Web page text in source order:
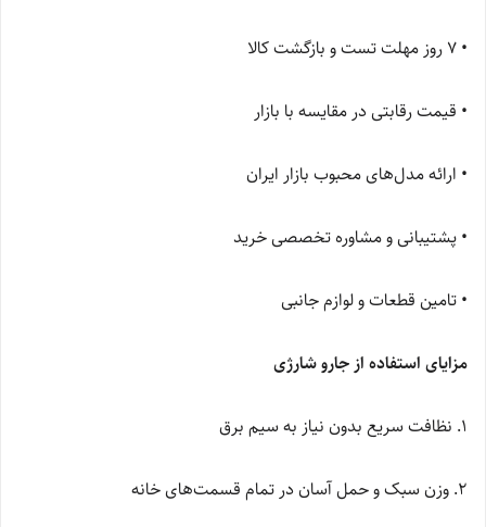
• ۷ روز مهلت تست و بازگشت کالا
• قیمت رقابتی در مقایسه با بازار
• ارائه مدل‌های محبوب بازار ایران
• پشتیبانی و مشاوره تخصصی خرید
• تامین قطعات و لوازم جانبی
مزایای استفاده از جارو شارژی
۱. نظافت سریع بدون نیاز به سیم برق
۲. وزن سبک و حمل آسان در تمام قسمت‌های خانه